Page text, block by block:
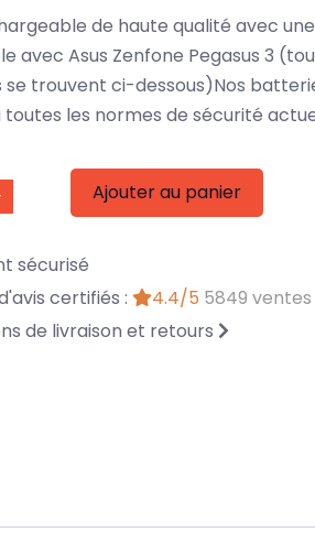
de haute qualité avec
avec Asus Zenfone Pegasus 3
trouvent ci-dessous)Nos batteries
les normes de sécurité
Ajouter au panier
sécurisé
certifiés :
4.4/5 5849 ventes
de livraison et retours